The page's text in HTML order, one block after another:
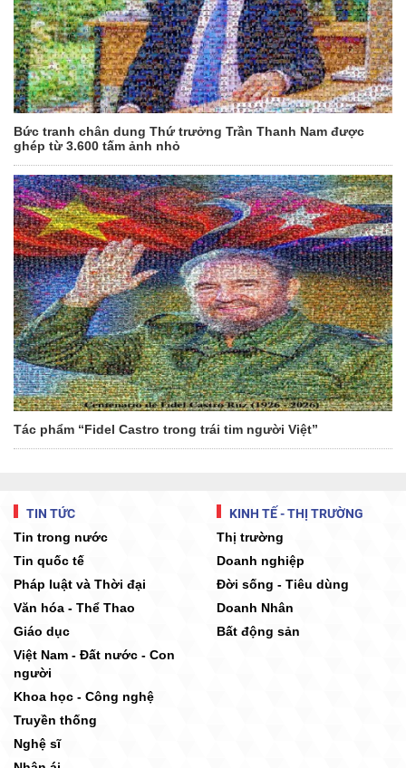
Bức tranh chân dung Thứ trưởng Trần Thanh Nam được
ghép từ 3.600 tấm ảnh nhỏ
Tác phẩm “Fidel Castro trong trái tim người Việt”
TIN TỨC
Tin trong nước
Tin quốc tế
Pháp luật và Thời đại
Văn hóa - Thể Thao
Giáo dục
Việt Nam - Đất nước - Con
người
Khoa học - Công nghệ
Truyền thống
Nghệ sĩ
KINH TẾ - THỊ TRƯỜNG
Thị trường
Doanh nghiệp
Đời sống - Tiêu dùng
Doanh Nhân
Bất động sản